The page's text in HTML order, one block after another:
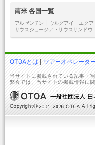
南米 各国一覧
アルゼンチン ウルグアイ エクア
サウスジョージア・サウスサンドウ
OTOAとは ツアーオペレータ
当サイトに掲載されている記事・
弊会では、当サイトの掲載情報に